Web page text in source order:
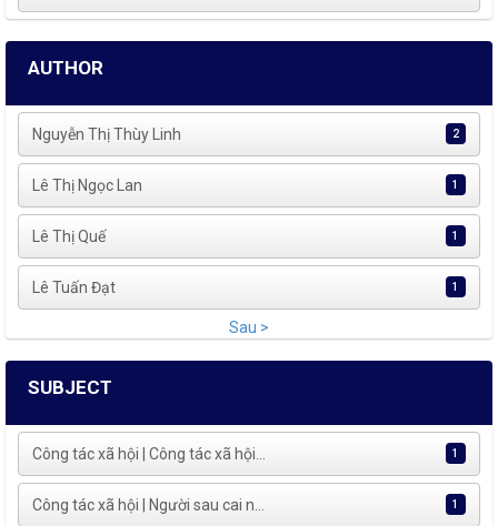
AUTHOR
Nguyễn Thị Thùy Linh 2
Lê Thị Ngọc Lan 1
Lê Thị Quế 1
Lê Tuấn Đạt 1
Sau >
SUBJECT
Công tác xã hội | Công tác xã hội... 1
Công tác xã hội | Người sau cai n... 1